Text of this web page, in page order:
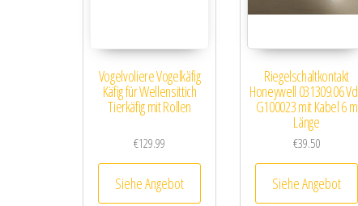
Vogelvoliere Vogelkäfig
Käfig für Wellensittich
Tierkäfig mit Rollen
€129.99
Siehe Angebot
Riegelschaltkontakt
Honeywell 031309.06
G100023 mit Kabel 6 m
Länge
€39.50
Siehe Angebot